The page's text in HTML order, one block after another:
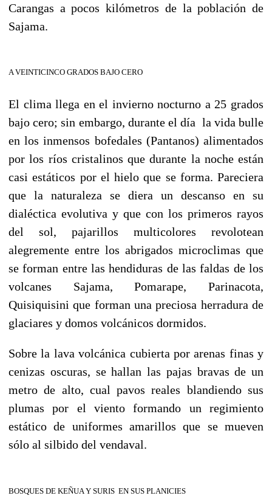
Carangas a pocos kilómetros de la población de
Sajama.
A VEINTICINCO GRADOS BAJO CERO
El clima llega en el invierno nocturno a 25 grados
bajo cero; sin embargo, durante el día la vida bulle
en los inmensos bofedales (Pantanos) alimentados
por los ríos cristalinos que durante la noche están
casi estáticos por el hielo que se forma. Pareciera
que la naturaleza se diera un descanso en su
dialéctica evolutiva y que con los primeros rayos
del sol, pajarillos multicolores revolotean
alegremente entre los abrigados microclimas que
se forman entre las hendiduras de las faldas de los
volcanes Sajama, Pomarape, Parinacota,
Quisiquisini que forman una preciosa herradura de
glaciares y domos volcánicos dormidos.
Sobre la lava volcánica cubierta por arenas finas y
cenizas oscuras, se hallan las pajas bravas de un
metro de alto, cual pavos reales blandiendo sus
plumas por el viento formando un regimiento
estático de uniformes amarillos que se mueven
sólo al silbido del vendaval.
BOSQUES DE KEÑUA Y SURIS EN SUS PLANICIES